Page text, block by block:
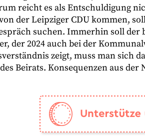
reicht es als Entschuldigung
der Leipziger CDU kommen,
suchen. Immerhin soll der
der 2024 auch bei der
zeigt, muss man sich
Beirats. Konsequenzen aus der